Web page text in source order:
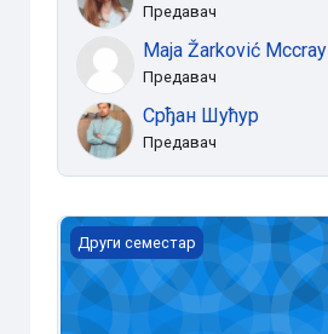
Предавач
Maja Žarković Mccray
Предавач
Срђан Шућур
Предавач
Фонетика енглеског језика
Други семестар